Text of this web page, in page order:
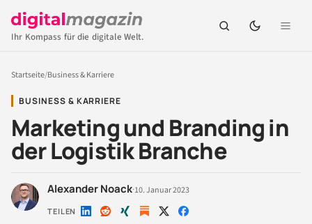
Ihr Kompass für die digitale Welt.
Startseite/Business & Karriere
BUSINESS & KARRIERE
Marketing und Branding in
der Logistik Branche
Alexander Noack·10. Januar 2023
TEILEN Auf Auf Auf Auf Auf